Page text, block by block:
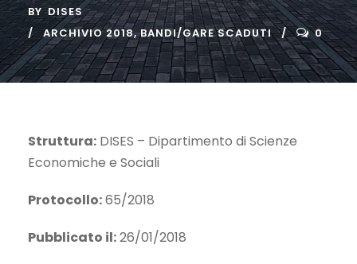
BY DISES
ARCHIVIO 2018, BANDI/GARE SCADUTI 0
Struttura: DISES – Dipartimento di Scienze
Economiche e Sociali
Protocollo:65/2018
Pubblicato il:26/01/2018